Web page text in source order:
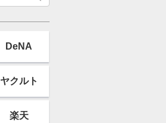
DeNA
ヤクルト
楽天